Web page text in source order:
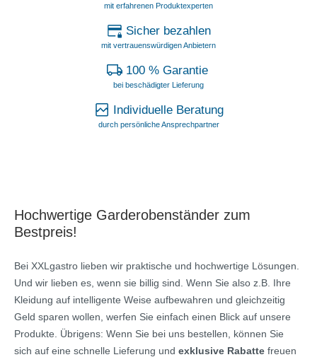
mit erfahrenen Produktexperten
Sicher bezahlen
mit vertrauenswürdigen Anbietern
100 % Garantie
bei beschädigter Lieferung
Individuelle Beratung
durch persönliche Ansprechpartner
Hochwertige Garderobenständer zum
Bestpreis!
Bei XXLgastro lieben wir praktische und hochwertige Lösungen.
Und wir lieben es, wenn sie billig sind. Wenn Sie also z.B. Ihre
Kleidung auf intelligente Weise aufbewahren und gleichzeitig
Geld sparen wollen, werfen Sie einfach einen Blick auf unsere
Produkte. Übrigens: Wenn Sie bei uns bestellen, können Sie
sich auf eine schnelle Lieferung und exklusive Rabatte freuen